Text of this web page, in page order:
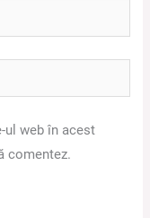
ul web în acest
comentez.